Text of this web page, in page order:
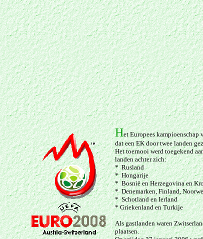
Het Europees
dat een EK door twee landen
Het toernooi werd toegekend
landen achter zich:
* Rusland
* Hongarije
* Bosnië en Herzegovina en
* Denemarken, Finland,
* Schotland en Ierland
* Griekenland en Turkije
Als gastlanden waren
plaatsen.